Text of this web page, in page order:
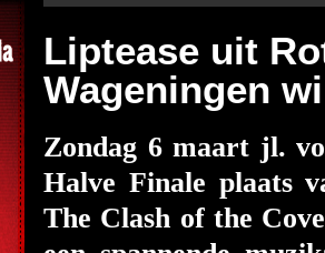
Liptease uit
Wageningen
Zondag 6 maart jl.
Halve Finale plaats
The Clash of the